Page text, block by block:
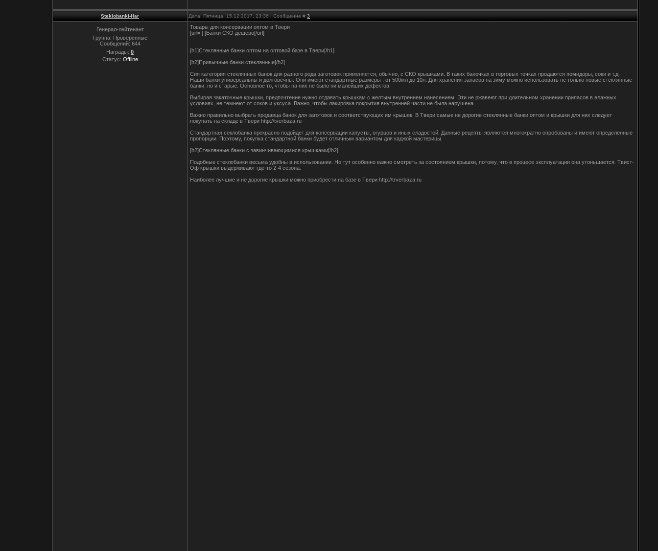
Steklobanki-Har Дата: Пятница, 15.12.2017, 23:36 | Сообщение # 3
Генерал-лейтенант
Группа: Проверенные
Сообщений: 644
Награды: 0
Статус: Offline
Товары для консервации оптом в Твери
[url= ] ]Банки СКО дешево[/url]
[h1]Стеклянные банки оптом на оптовой базе в Твери[/h1]
[h2]Привычные банки стеклянные[/h2]
Сия категория стеклянных банок для разного рода заготовок применяется, обычно, с СКО крышками. В таких баночках в торговых точках продаются помидоры, соки и т.д.
Наши банки универсальны и долговечны. Они имеют стандартные размеры : от 500мл до 10л. Для хранения запасов на зиму можно использовать не только новые стеклянные
банки, но и старые. Основное то, чтобы на них не было ни малейших дефектов.
Выбирая закаточные крышки, предпочтение нужно отдавать крышкам с желтым внутреннем нанесением. Эти не ржавеют при длительном хранении припасов в влажных
условиях, не темнеют от соков и уксуса. Важно, чтобы лакировка покрытия внутренней части не была нарушена.
Важно правильно выбрать продавца банок для заготовок и соответствующих им крышек. В Твери самые не дорогие стеклянные банки оптом и крышки для них следует
покупать на складе в Твери http://tverbaza.ru
Стандартная секлобанка прекрасно подойдет для консервации капусты, огурцов и иных сладостей. Данные рецепты являются многократно опробованы и имеют определенные
пропорции. Поэтому, покупка стандартной банки будет отличным вариантом для каджой мастерицы.
[h2]Стеклянные банки с завинчивающимися крышками[/h2]
Подобные стеклобанки весьма удобны в использовании. Но тут особенно важно смотреть за состоянием крышки, потому, что в процесе эксплуатации она утоньшается. Твист-
Оф крышки выдерживают где-то 2-4 сезона.
Наиболее лучшие и не дорогие крышки можно приобрести на базе в Твери http://trverbaza.ru